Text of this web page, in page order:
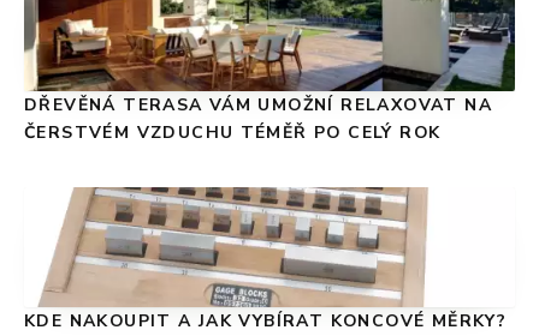
DŘEVĚNÁ TERASA VÁM UMOŽNÍ RELAXOVAT NA
ČERSTVÉM VZDUCHU TÉMĚŘ PO CELÝ ROK
KDE NAKOUPIT A JAK VYBÍRAT KONCOVÉ MĚRKY?